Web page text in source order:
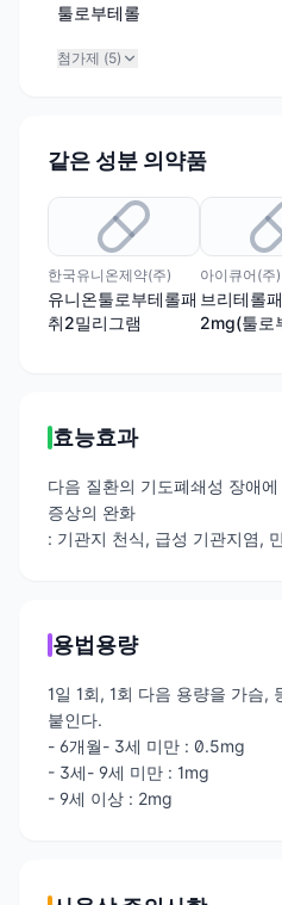
툴로부테롤
첨가제 (5)
같은 성분 의약품
한국유니온제약(주)
유니온툴로부테롤패
취2밀리그램
아이큐어(주)
브리테롤
2mg(툴로
효능효과
다음 질환의 기도폐쇄성 장애
증상의 완화
: 기관지 천식, 급성 기관지염,
용법용량
1일 1회, 1회 다음 용량을 가슴,
붙인다.
- 6개월- 3세 미만 : 0.5mg
- 3세- 9세 미만 : 1mg
- 9세 이상 : 2mg